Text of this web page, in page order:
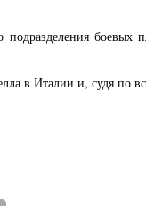
в Италии и, судя по